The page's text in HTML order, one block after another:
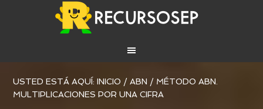
USTED ESTÁ AQUÍ:INICIO / ABN / MÉTODO ABN.
MULTIPLICACIONES POR UNA CIFRA